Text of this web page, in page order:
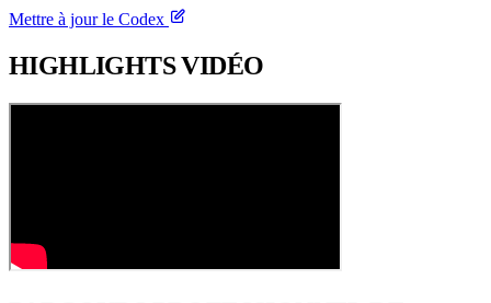
Mettre à jour le Codex
HIGHLIGHTSVIDÉO